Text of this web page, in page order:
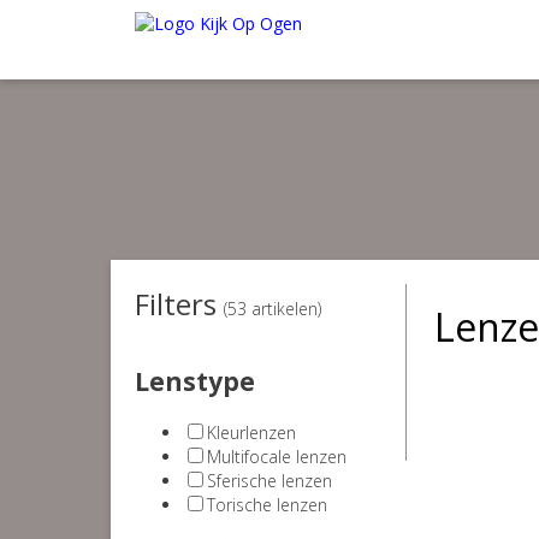
Wij verzenden al onze kwaliteitsproducten in de webshop
Filters (53 artikelen)
Lenstype
Kleurlenzen
Multifocale lenzen
Sferische lenzen
Torische lenzen